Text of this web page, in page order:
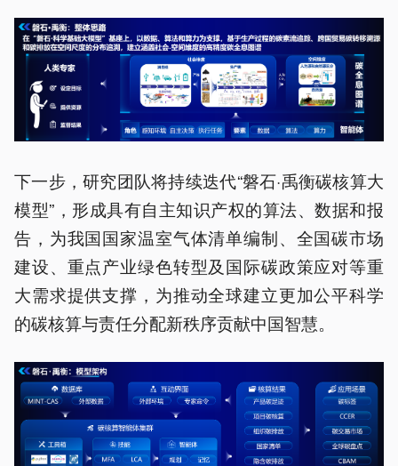
下一步，研究团队将持续迭代“磐石·禹衡碳核算大
模型”，形成具有自主知识产权的算法、数据和报
告，为我国国家温室气体清单编制、全国碳市场
建设、重点产业绿色转型及国际碳政策应对等重
大需求提供支撑，为推动全球建立更加公平科学
的碳核算与责任分配新秩序贡献中国智慧。